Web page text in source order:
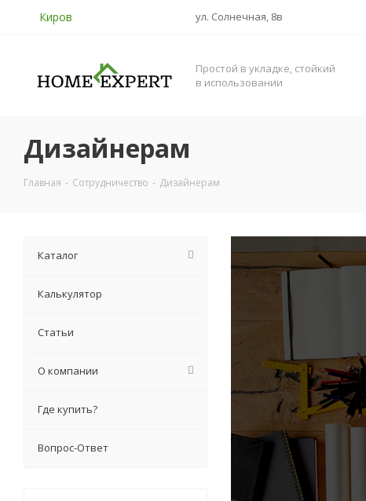
Киров ул. Солнечная, 8в
Простой в укладке, стойкий
в использовании
Дизайнерам
Главная - Сотрудничество - Дизайнерам
Каталог
Калькулятор
Статьи
О компании
Где купить?
Вопрос-Ответ